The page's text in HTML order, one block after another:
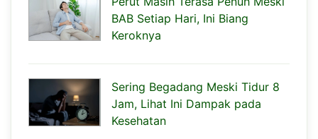
BAB Setiap Hari, Ini Biang
Keroknya
Sering Begadang Meski Tidur 8
Jam, Lihat Ini Dampak pada
Kesehatan